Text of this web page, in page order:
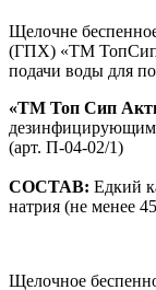
Щелочне
(ГПХ) «ТМ
подачи воды для
«ТМ Топ Сип
(арт. П-04-02/1)
СОСТАВ: Едкий
натрия (не менее
Щелочное